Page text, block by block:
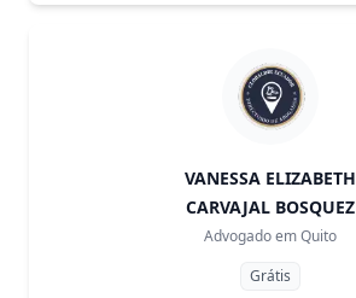
VANESSA ELIZABETH
CARVAJAL BOSQUEZ
Advogado emQuito
Grátis